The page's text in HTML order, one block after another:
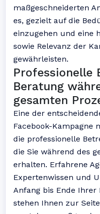
maßgeschneiderten
es, gezielt auf die
einzugehen und eine
sowie Relevanz der
gewährleisten.
Professionelle
Beratung
gesamten
Eine der
Facebook-Kampagne
die professionelle
die Sie während des
erhalten. Erfahrene
Expertenwissen und
Anfang bis Ende Ihrer
stehen Ihnen zur